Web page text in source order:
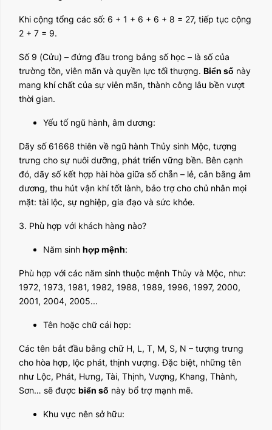
Khi cộng tổng các số: 6 + 1 + 6 + 6 + 8 = 27, tiếp tục cộng
2 + 7 = 9.
Số 9 (Cửu) – đứng đầu trong bảng số học – là số của
trường tồn, viên mãn và quyền lực tối thượng. Biển số này
mang khí chất của sự viên mãn, thành công lâu bền vượt
thời gian.
Yếu tố ngũ hành, âm dương:
Dãy số 61668 thiên về ngũ hành Thủy sinh Mộc, tượng
trưng cho sự nuôi dưỡng, phát triển vững bền. Bên cạnh
đó, dãy số kết hợp hài hòa giữa số chẵn – lẻ, cân bằng âm
dương, thu hút vận khí tốt lành, bảo trợ cho chủ nhân mọi
mặt: tài lộc, sự nghiệp, gia đạo và sức khỏe.
3. Phù hợp với khách hàng nào?
Năm sinh hợp mệnh:
Phù hợp với các năm sinh thuộc mệnh Thủy và Mộc, như:
1972, 1973, 1981, 1982, 1988, 1989, 1996, 1997, 2000,
2001, 2004, 2005...
Tên hoặc chữ cái hợp:
Các tên bắt đầu bằng chữ H, L, T, M, S, N – tượng trưng
cho hòa hợp, lộc phát, thịnh vượng. Đặc biệt, những tên
như Lộc, Phát, Hưng, Tài, Thịnh, Vượng, Khang, Thành,
Sơn… sẽ được biển số này bổ trợ mạnh mẽ.
Khu vực nên sở hữu: